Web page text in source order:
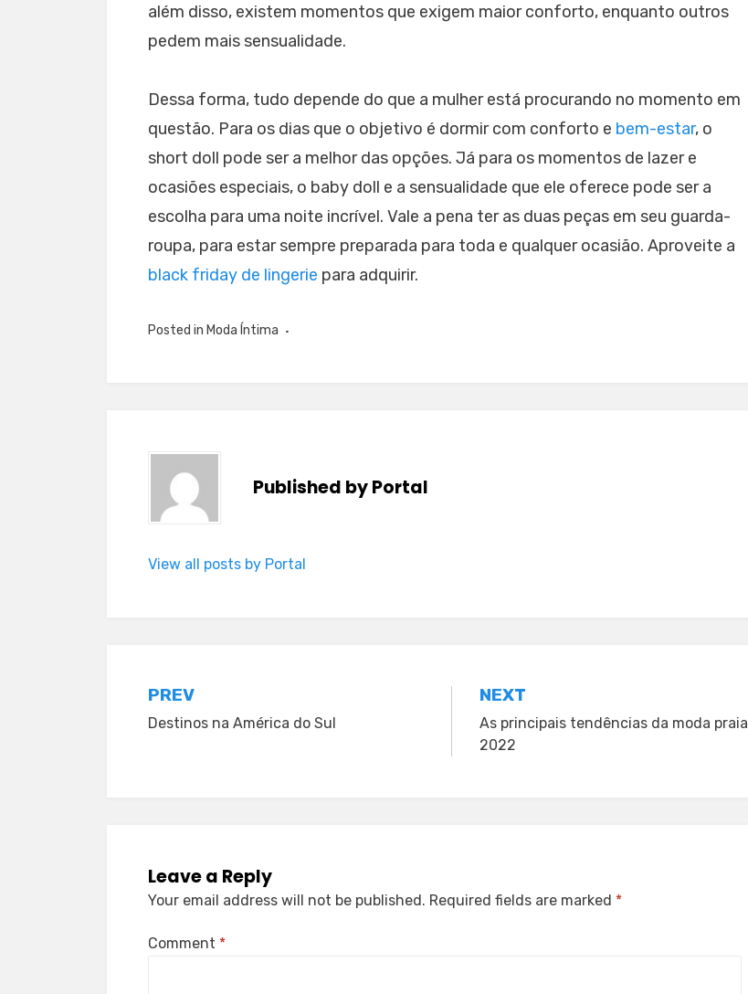
além disso, existem momentos que exigem maior conforto, enquanto outros
pedem mais sensualidade.
Dessa forma, tudo depende do que a mulher está procurando no momento em
questão. Para os dias que o objetivo é dormir com conforto e bem-estar, o
short doll pode ser a melhor das opções. Já para os momentos de lazer e
ocasiões especiais, o baby doll e a sensualidade que ele oferece pode ser a
escolha para uma noite incrível. Vale a pena ter as duas peças em seu guarda-
roupa, para estar sempre preparada para toda e qualquer ocasião. Aproveite a
black friday de lingerie para adquirir.
Posted in Moda Íntima
Published byPortal
View all posts by Portal
Post
navigation
PREV
Destinos na América do Sul
NEXT
As principais tendências da moda praia
2022
Leave a Reply
Your email address will not be published. Required fields are marked *
Comment *